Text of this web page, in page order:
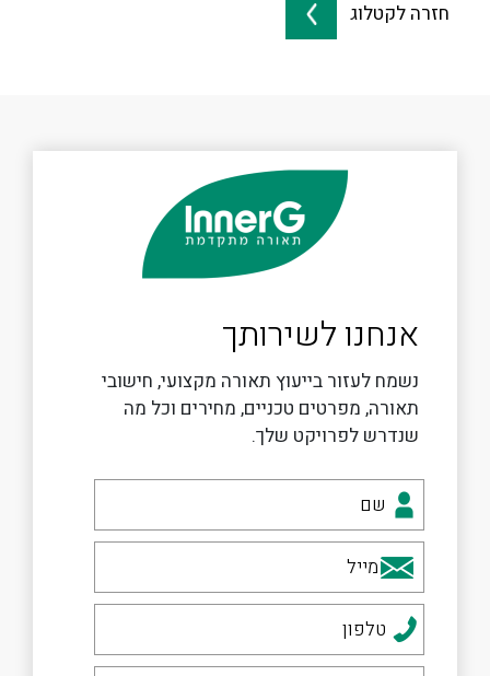
חזרה לקטלוג
אנחנו לשירותך
נשמח לעזור בייעוץ תאורה מקצועי, חישובי
תאורה, מפרטים טכניים, מחירים וכל מה
שנדרש לפרויקט שלך.